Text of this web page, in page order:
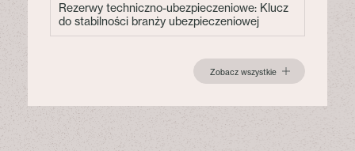
Rezerwy techniczno-ubezpieczeniowe: Klucz
do stabilności branży ubezpieczeniowej
Zobacz wszystkie